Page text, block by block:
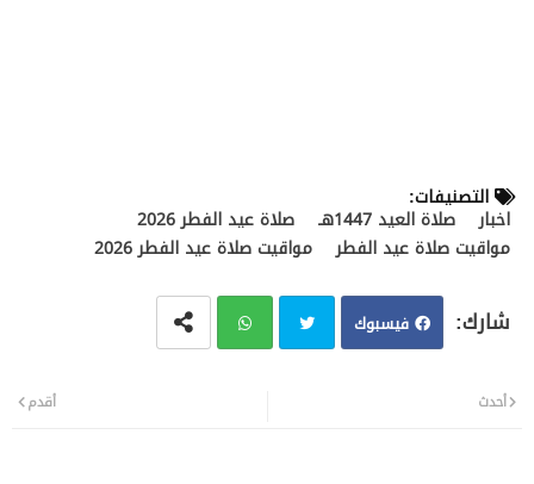
التصنيفات:
اخبار صلاة العيد 1447هـ
صلاة عيد الفطر 2026
مواقيت صلاة عيد الفطر
مواقيت صلاة عيد الفطر 2026
فيسبوك
أحدث أقدم